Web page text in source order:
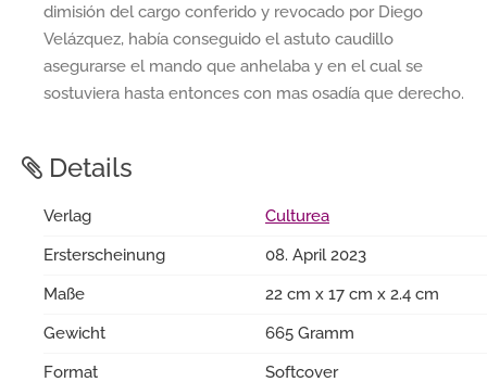
dimisión del cargo conferido y revocado por Diego
Velázquez, había conseguido el astuto caudillo
asegurarse el mando que anhelaba y en el cual se
sostuviera hasta entonces con mas osadía que derecho.
Details
Verlag
Culturea
Ersterscheinung
08. April 2023
Maße
22 cm x 17 cm x 2.4 cm
Gewicht
665 Gramm
Format
Softcover